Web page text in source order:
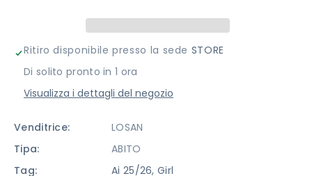
LOSANLOSAN
Ritiro disponibile presso la sede STORE
Di solito pronto in 1 ora
Visualizza i dettagli del negozio
Venditrice:
LOSAN
Tipa:
ABITO
Tag:
Ai 25/26,Girl